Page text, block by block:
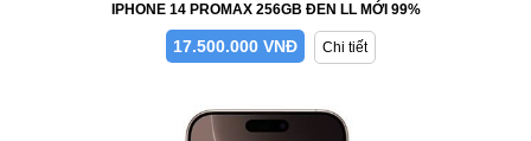
IPHONE 14 PROMAX 256GB ĐEN LL MỚI 99%
17.500.000 VNĐ Chi tiết